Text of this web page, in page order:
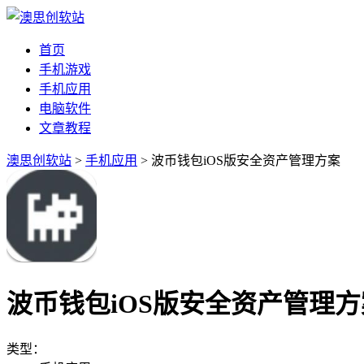
首页
手机游戏
手机应用
电脑软件
文章教程
澳思创软站 > 手机应用 > 波币钱包iOS版安全资产管理方案
波币钱包iOS版安全资产管理
类型：